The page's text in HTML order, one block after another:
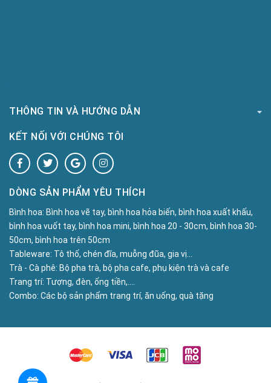
THÔNG TIN VÀ HƯỚNG DẪN
KẾT NỐI VỚI CHÚNG TÔI
DÒNG SẢN PHẨM YÊU THÍCH
Bình hoa: Bình hoa vẽ tay, bình hoa hỏa biến, bình hoa xuất khấu,
bình hoa vuốt tay, bình hoa mini, bình hoa 20 - 30cm, bình hoa 30-
50cm, bình hoa trên 50cm
Tableware: Tô thố, chén đĩa, muỗng đũa, gia vị...
Trà - Cà phê: Bộ pha trà, bộ pha cafe, phụ kiện trà và cafe
Trang trí: Tượng, đèn, ống tiền,....
Combo: Các bộ sản phẩm trang trí, ăn uống, quà tặng